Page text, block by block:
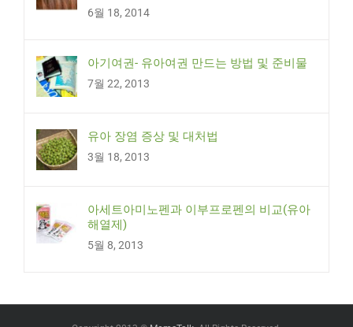
6월 18, 2014
아기여권- 유아여권 만드는 방법 및 준비물
7월 22, 2013
유아 장염 증상 및 대처법
3월 18, 2013
아세트아미노펜과 이부프로펜의 비교(유아
해열제)
5월 8, 2013